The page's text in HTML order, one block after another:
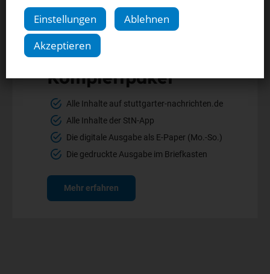
Komplettpaket
Alle Inhalte auf stuttgarter-nachrichten.de
Alle Inhalte der StN-App
Die digitale Ausgabe als E-Paper (Mo.-So.)
Die gedruckte Ausgabe im Briefkasten
Mehr erfahren
Einstellungen
Ablehnen
Akzeptieren